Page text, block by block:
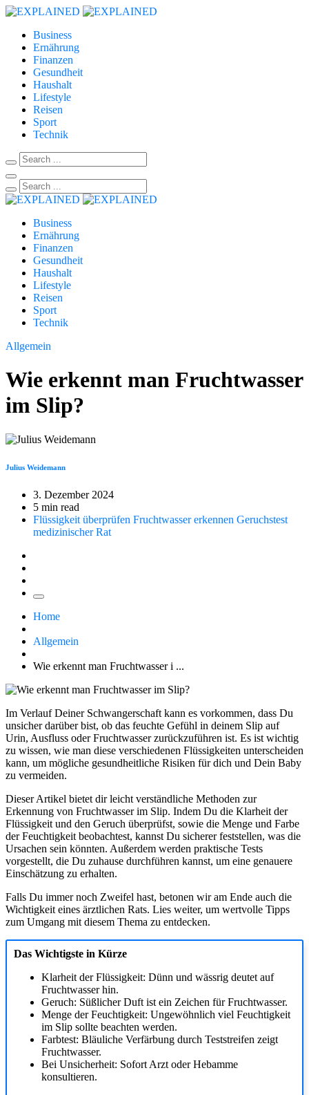
Business
Ernährung
Finanzen
Gesundheit
Haushalt
Lifestyle
Reisen
Sport
Technik
Business
Ernährung
Finanzen
Gesundheit
Haushalt
Lifestyle
Reisen
Sport
Technik
Allgemein
Wie erkennt man Fruchtwasser
im Slip?
Julius Weidemann
3. Dezember 2024
5 min read
Flüssigkeit überprüfen Fruchtwasser erkennen Geruchstest
medizinischer Rat
Home
Allgemein
Wie erkennt man Fruchtwasser i ...
Im Verlauf Deiner Schwangerschaft kann es vorkommen, dass Du
unsicher darüber bist, ob das feuchte Gefühl in deinem Slip auf
Urin, Ausfluss oder Fruchtwasser zurückzuführen ist. Es ist wichtig
zu wissen, wie man diese verschiedenen Flüssigkeiten unterscheiden
kann, um mögliche gesundheitliche Risiken für dich und Dein Baby
zu vermeiden.
Dieser Artikel bietet dir leicht verständliche Methoden zur
Erkennung von Fruchtwasser im Slip. Indem Du die Klarheit der
Flüssigkeit und den Geruch überprüfst, sowie die Menge und Farbe
der Feuchtigkeit beobachtest, kannst Du sicherer feststellen, was die
Ursachen sein könnten. Außerdem werden praktische Tests
vorgestellt, die Du zuhause durchführen kannst, um eine genauere
Einschätzung zu erhalten.
Falls Du immer noch Zweifel hast, betonen wir am Ende auch die
Wichtigkeit eines ärztlichen Rats. Lies weiter, um wertvolle Tipps
zum Umgang mit diesem Thema zu entdecken.
Das Wichtigste in Kürze
Klarheit der Flüssigkeit: Dünn und wässrig deutet auf
Fruchtwasser hin.
Geruch: Süßlicher Duft ist ein Zeichen für Fruchtwasser.
Menge der Feuchtigkeit: Ungewöhnlich viel Feuchtigkeit
im Slip sollte beachten werden.
Farbtest: Bläuliche Verfärbung durch Teststreifen zeigt
Fruchtwasser.
Bei Unsicherheit: Sofort Arzt oder Hebamme
konsultieren.